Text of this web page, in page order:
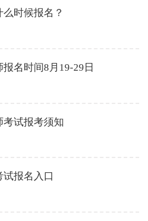
时候报名？
名时间8月19-29日
考试报考须知
报名入口